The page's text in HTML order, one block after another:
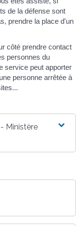
de la défense sont
prendre la place d'un
côté prendre contact
personnes du
service peut apporter
personne arrêtée à
Ministère